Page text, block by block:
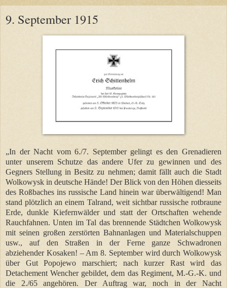
9. September 1915
„In der Nacht vom 6./7. September gelingt es den Grenadieren
unter unserem Schutze das andere Ufer zu gewinnen und des
Gegners Stellung in Besitz zu nehmen; damit fällt auch die Stadt
Wolkowysk in deutsche Hände! Der Blick von den Höhen diesseits
des Roßbaches ins russische Land hinein war überwältigend! Man
stand plötzlich an einem Talrand, weit sichtbar russische rotbraune
Erde, dunkle Kiefernwälder und statt der Ortschaften wehende
Rauchfahnen. Unten im Tal das brennende Städtchen Wolkowysk
mit seinen großen zerstörten Bahnanlagen und Materialschuppen
usw., auf den Straßen in der Ferne ganze Schwadronen
abziehender Kosaken! – Am 8. September wird durch Wolkowysk
über Gut Popojewo marschiert; nach kurzer Rast wird das
Detachement Wencher gebildet, dem das Regiment, M.-G.-K. und
die 2./65 angehören. Der Auftrag war, noch in der Nacht